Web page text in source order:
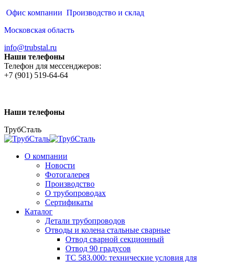
Перейти
содержанию
Офис компании Производство и склад
Московская область
info@trubstal.ru
Наши телефоны
Телефон для мессенджеров:
+7 (901) 519-64-64
Наши телефоны
ТрубСталь
О компании
Новости
Фотогалерея
Производство
О трубопроводах
Сертификаты
Каталог
Детали трубопроводов
Отводы и колена стальные сварные
Отвод сварной секционный
Отвод 90 градусов
ТС 583.000: технические условия для